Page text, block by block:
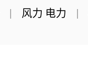
| 风力 电力 |